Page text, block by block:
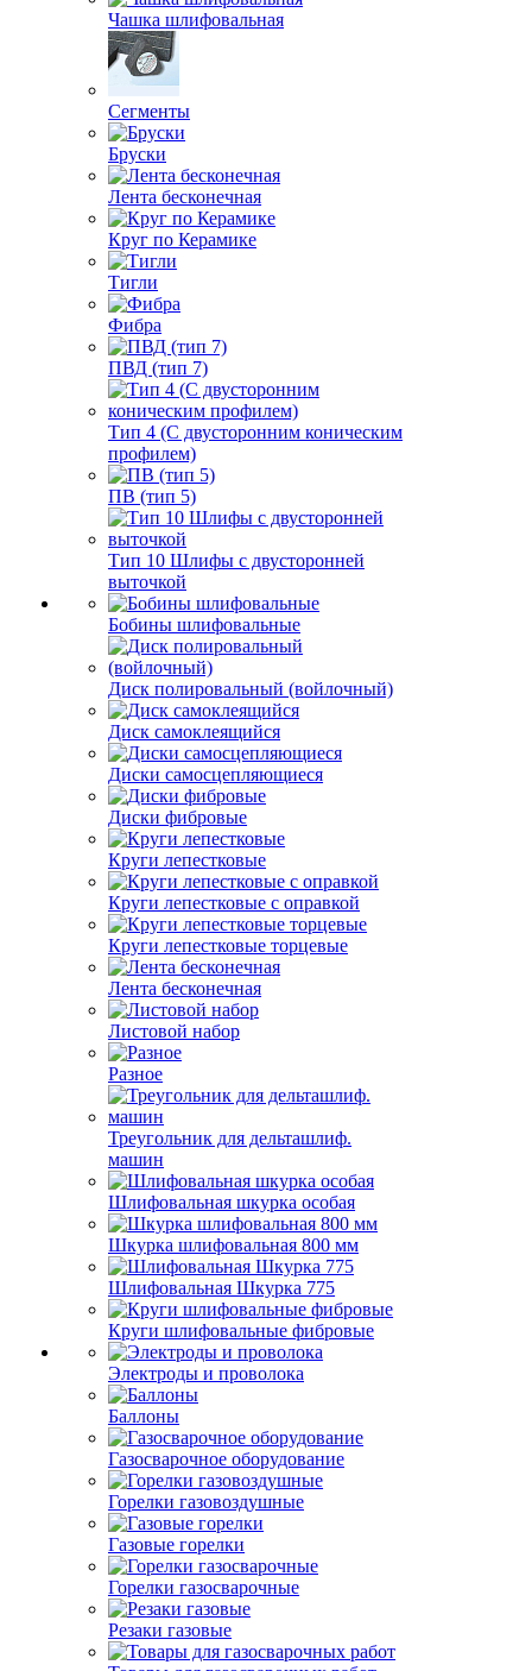
Чашка шлифовальная
Сегменты
Бруски
Лента бесконечная
Круг по Керамике
Тигли
Фибра
ПВД (тип 7)
Тип 4 (С двусторонним коническим
профилем)
ПВ (тип 5)
Тип 10 Шлифы с двусторонней
выточкой
Бобины шлифовальные
Диск полировальный (войлочный)
Диск самоклеящийся
Диски самосцепляющиеся
Диски фибровые
Круги лепестковые
Круги лепестковые с оправкой
Круги лепестковые торцевые
Лента бесконечная
Листовой набор
Разное
Треугольник для дельташлиф.
машин
Шлифовальная шкурка особая
Шкурка шлифовальная 800 мм
Шлифовальная Шкурка 775
Круги шлифовальные фибровые
Электроды и проволока
Баллоны
Газосварочное оборудование
Горелки газовоздушные
Газовые горелки
Горелки газосварочные
Резаки газовые